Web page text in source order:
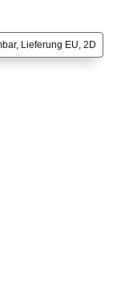
Lieferung EU, 2D